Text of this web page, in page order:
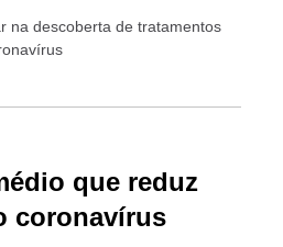
na descoberta de tratamentos
que reduz
coronavírus